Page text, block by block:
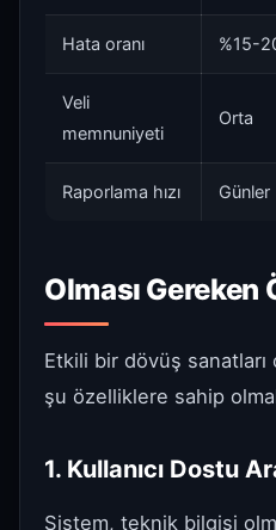
Hata oranı %15-
Veli
memnuniyeti
Orta
Raporlama hızı Günler
Olması Gereken
Etkili bir dövüş
şu özelliklere sahip
1. Kullanıcı Dostu
Sistem, teknik bilgisi